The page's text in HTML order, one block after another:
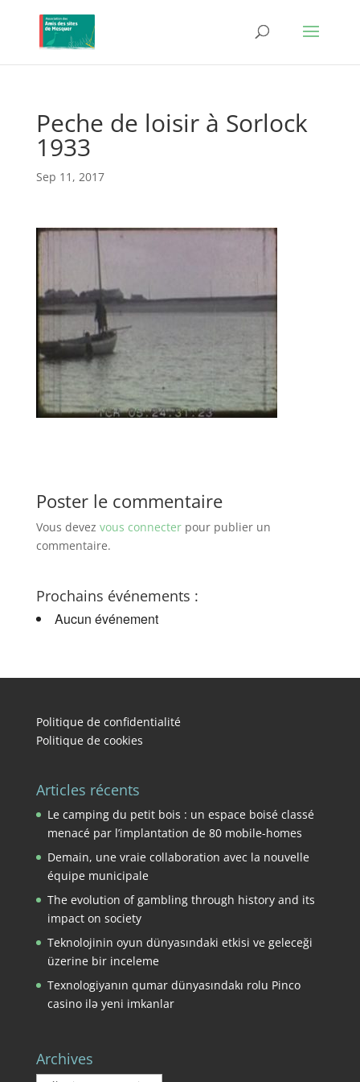
Peche de loisir à Sorlock
1933
Sep 11, 2017
Poster le commentaire
Vous devez vous connecterpour publier un
commentaire.
Prochains événements :
Aucun événement
Politique de confidentialité
Politique de cookies
Articles récents
Le camping du petit bois : un espace boisé classé
menacé par l’implantation de 80 mobile-homes
Demain, une vraie collaboration avec la nouvelle
équipe municipale
The evolution of gambling through history and its
impact on society
Teknolojinin oyun dünyasındaki etkisi ve geleceği
üzerine bir inceleme
Texnologiyanın qumar dünyasındakı rolu Pinco
casino ilə yeni imkanlar
Archives